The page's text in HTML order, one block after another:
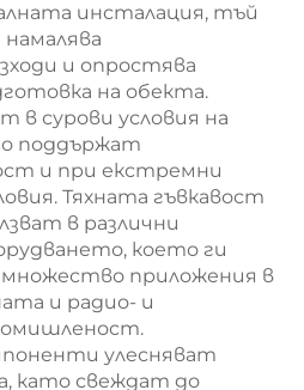
инсталация, тъй
и опростява
на обекта.
в сурови условия на
поддържат
и при екстремни
Тяхната гъвкавост
в различни
което ги
приложения в
и радио- и
улесняват
като свеждат до